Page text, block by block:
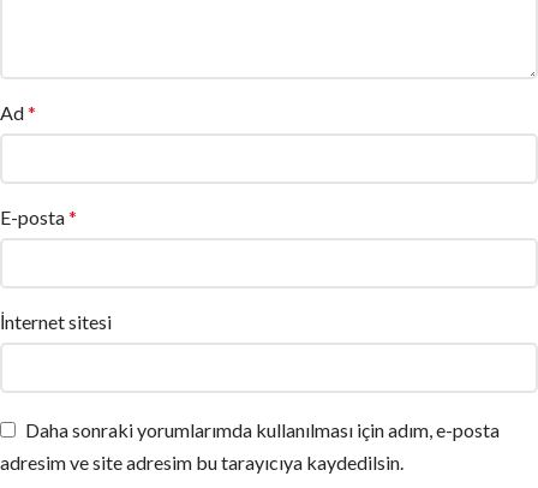
Ad*
E-posta*
İnternet sitesi
Daha sonraki yorumlarımda kullanılması için adım, e-posta
adresim ve site adresim bu tarayıcıya kaydedilsin.